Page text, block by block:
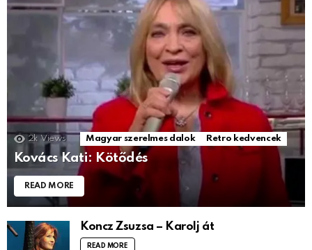
2k Views Magyar szerelmes dalok Retro kedvencek
Kovács Kati: Kötődés
READ MORE
Koncz Zsuzsa – Karolj át
READ MORE